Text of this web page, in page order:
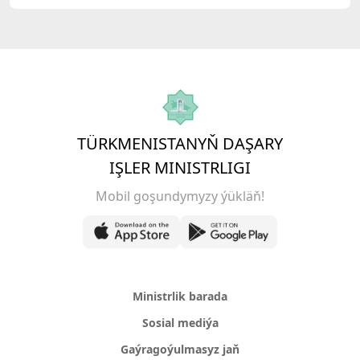
TÜRKMENISTANYŇ DAŞARY
IŞLER MINISTRLIGI
Mobil goşundymyzy ýükläň!
Ministrlik barada
Sosial mediýa
Gaýragoýulmasyz jaň